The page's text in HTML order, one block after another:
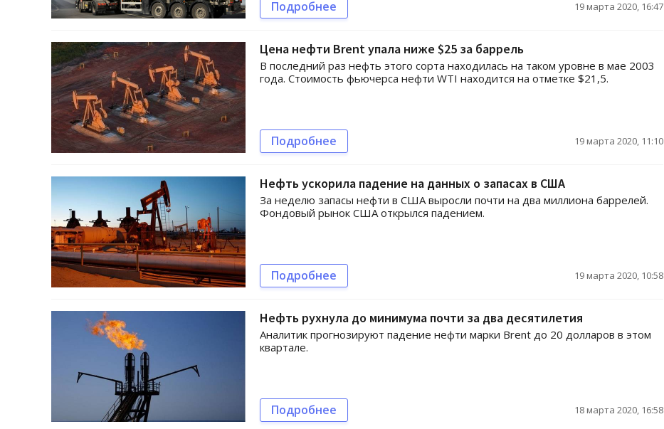
Подробнее 19 марта 2020, 16:47
Цена нефти Brent упала ниже $25 за баррель
В последний раз нефть этого сорта находилась на таком уровне в мае 2003
года. Стоимость фьючерса нефти WTI находится на отметке $21,5.
Подробнее 19 марта 2020, 11:10
Нефть ускорила падение на данных о запасах в США
За неделю запасы нефти в США выросли почти на два миллиона баррелей.
Фондовый рынок США открылся падением.
Подробнее 19 марта 2020, 10:58
Нефть рухнула до минимума почти за два десятилетия
Аналитик прогнозируют падение нефти марки Brent до 20 долларов в этом
квартале.
Подробнее 18 марта 2020, 16:58